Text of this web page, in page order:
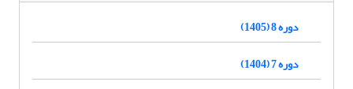
دوره 8 (1405)
دوره 7 (1404)